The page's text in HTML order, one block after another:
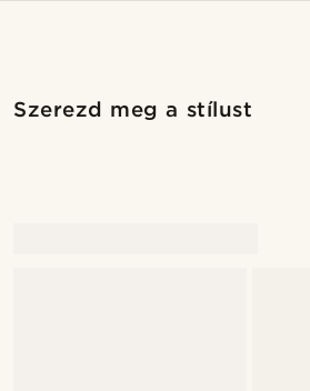
Szerezd meg a stílust